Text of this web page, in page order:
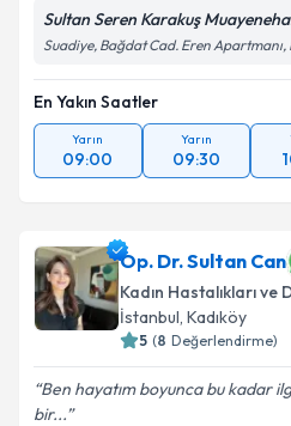
Sultan Seren Karakuş
Suadiye, Bağdat Cad. Eren
En Yakın Saatler
Yarın
09:00
Yarın
09:30
Op. Dr. Sultan Can
Kadın Hastalıkları ve
İstanbul, Kadıköy
5 (8 Değerlendirme)
Ben hayatım boyunca bu kadar
bir...